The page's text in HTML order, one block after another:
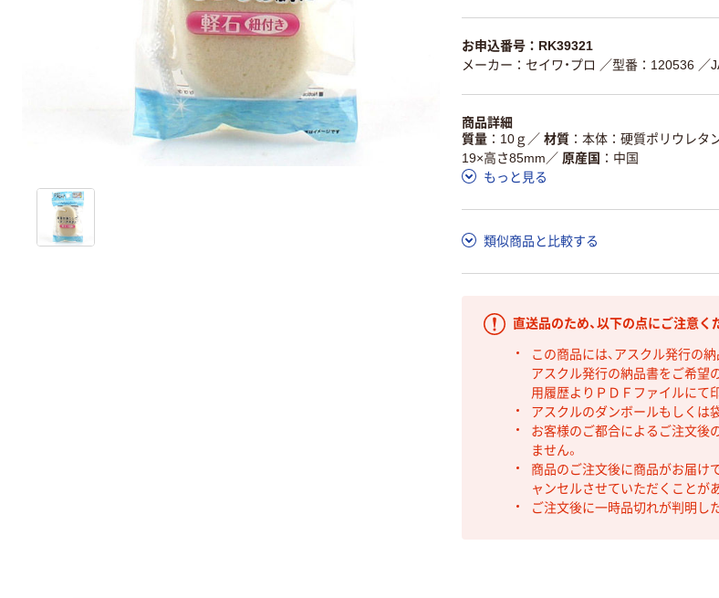
お申込番号：RK39321
メーカー：セイワ・プロ ／型番：120536 ／
商品詳細
質量
10ｇ ／ 材質 本体：硬質ポリウレタ
19×高さ85mm ／ 原産国
中国
もっと見る
類似商品と比較する
直送品のため、以下の点にご注意く
この商品には、アスクル発行の
アスクル発行の納品書をご希望
用履歴よりＰＤＦファイルにて
アスクルのダンボールもしくは
お客様のご都合によるご注文後
ません。
商品のご注文後に商品がお届け
ャンセルさせていただくことが
ご注文後に一時品切れが判明し